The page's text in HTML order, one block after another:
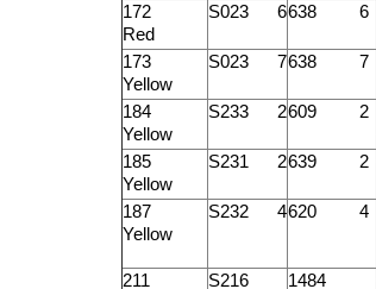
172
Red
S023 6638 6
173
Yellow
S023 7638 7
184
Yellow
S233 2609 2
185
Yellow
S231 2639 2
187
Yellow
S232 4620 4
211
S216
1484